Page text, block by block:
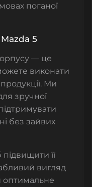
поганої
5
— це
виконати
Ми
зручної
без зайвих
її
вигляд
оптимальне